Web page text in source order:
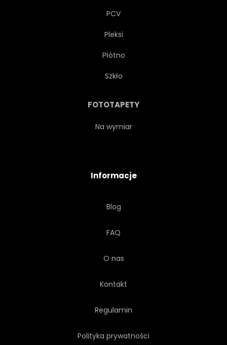
PCV
Pleksi
Płótno
Szkło
FOTOTAPETY
Na wymiar
Informacje
Blog
FAQ
O nas
Kontakt
Regulamin
Polityka prywatności